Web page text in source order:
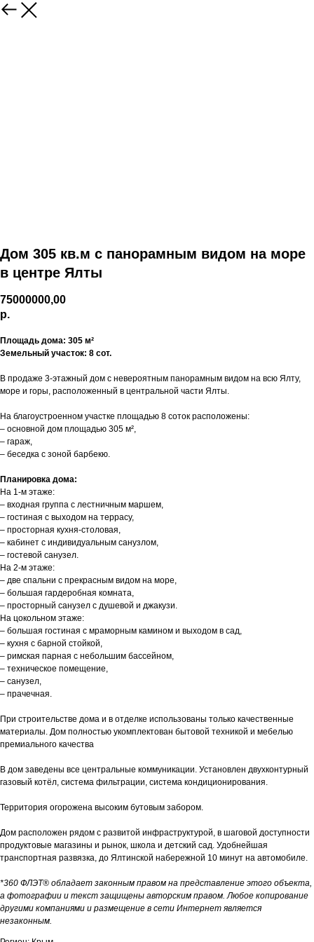
Дом 305 кв.м с панорамным видом на море
в центре Ялты
75000000,00
р.
Площадь дома: 305 м²
Земельный участок: 8 сот.
В продаже 3-этажный дом с невероятным панорамным видом на всю Ялту,
море и горы, расположенный в центральной части Ялты.
На благоустроенном участке площадью 8 соток расположены:
– основной дом площадью 305 м²,
– гараж,
– беседка с зоной барбекю.
Планировка дома:
На 1-м этаже:
– входная группа с лестничным маршем,
– гостиная с выходом на террасу,
– просторная кухня-столовая,
– кабинет с индивидуальным санузлом,
– гостевой санузел.
На 2-м этаже:
– две спальни с прекрасным видом на море,
– большая гардеробная комната,
– просторный санузел с душевой и джакузи.
На цокольном этаже:
– большая гостиная с мраморным камином и выходом в сад,
– кухня с барной стойкой,
– римская парная с небольшим бассейном,
– техническое помещение,
– санузел,
– прачечная.
При строительстве дома и в отделке использованы только качественные
материалы. Дом полностью укомплектован бытовой техникой и мебелью
премиального качества
В дом заведены все центральные коммуникации. Установлен двухконтурный
газовый котёл, система фильтрации, система кондиционирования.
Территория огорожена высоким бутовым забором.
Дом расположен рядом с развитой инфраструктурой, в шаговой доступности
продуктовые магазины и рынок, школа и детский сад. Удобнейшая
транспортная развязка, до Ялтинской набережной 10 минут на автомобиле.
*360 ФЛЭТ® обладает законным правом на представление этого объекта,
а фотографии и текст защищены авторским правом. Любое копирование
другими компаниями и размещение в сети Интернет является
незаконным.